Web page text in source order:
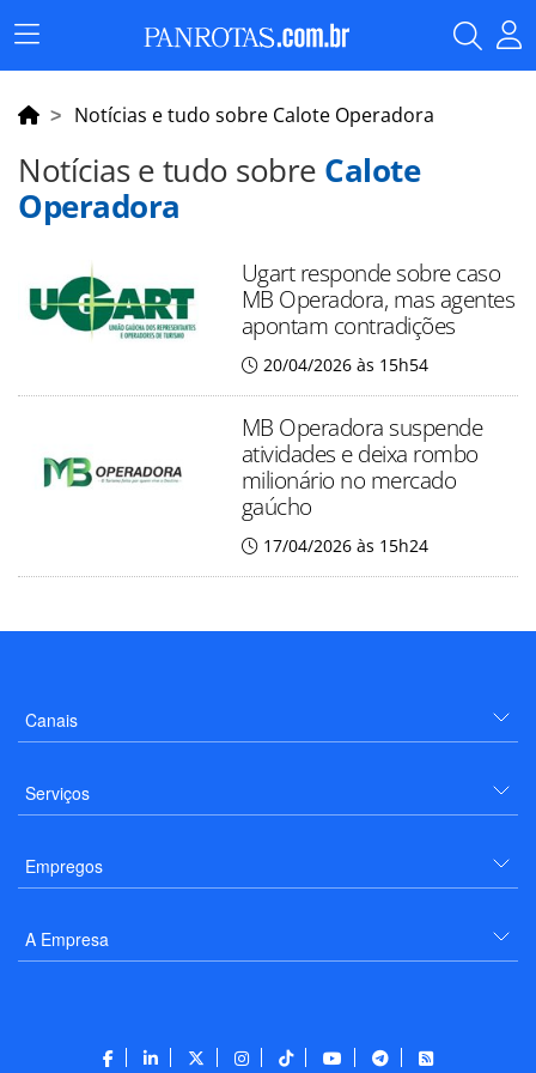
Menu
Principal
Notícias e tudo sobre Calote Operadora
Notícias e tudo sobre Calote
Operadora
Ugart responde sobre caso
MB Operadora, mas agentes
apontam contradições
20/04/2026 às 15h54
MB Operadora suspende
atividades e deixa rombo
milionário no mercado
gaúcho
17/04/2026 às 15h24
Canais
Serviços
Empregos
A Empresa